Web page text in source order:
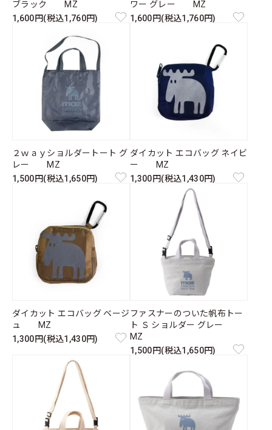
ブラック MZ
1,600円(税込1,760円)
ワー グレー MZ
1,600円(税込1,760円)
２ｗａｙショルダートート グ
レー MZ
1,500円(税込1,650円)
ダイカット エコバッグ ネイビ
ー MZ
1,300円(税込1,430円)
ダイカット エコバッグ ベージ
ュ MZ
1,300円(税込1,430円)
ファスナーのついた帆布トー
ト Ｓ ショルダー グレー
MZ
1,500円(税込1,650円)